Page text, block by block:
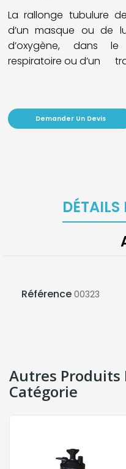
La rallonge tubulure
d’un masque ou de
d’oxygène, dans
respiratoire ou d’un
Demander Un Devis
Référence 00323
Autres Produits
Catégorie